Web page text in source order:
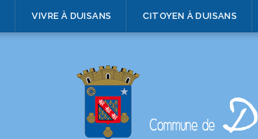
VIVRE À DUISANS CITOYEN À DUISANS